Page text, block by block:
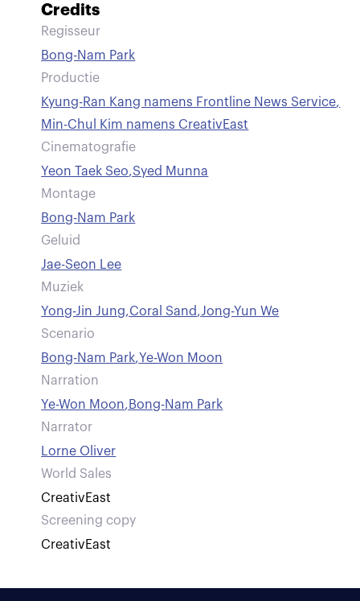
Credits
Regisseur
Bong-Nam Park
Productie
Kyung-Ran Kang namens Frontline News Service,
Min-Chul Kim namens CreativEast
Cinematografie
Yeon Taek Seo,Syed Munna
Montage
Bong-Nam Park
Geluid
Jae-Seon Lee
Muziek
Yong-Jin Jung,Coral Sand,Jong-Yun We
Scenario
Bong-Nam Park,Ye-Won Moon
Narration
Ye-Won Moon,Bong-Nam Park
Narrator
Lorne Oliver
World Sales
CreativEast
Screening copy
CreativEast